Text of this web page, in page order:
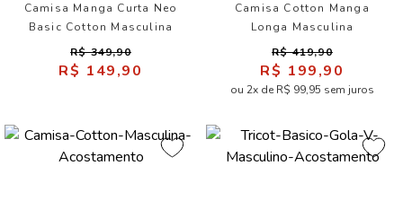
Camisa Manga Curta Neo
Basic Cotton Masculina
Acostamento
R$ 349,90
R$ 149,90
Camisa Cotton Manga
Longa Masculina
Acostamento
R$ 419,90
R$ 199,90
ou 2x de R$ 99,95 sem juros